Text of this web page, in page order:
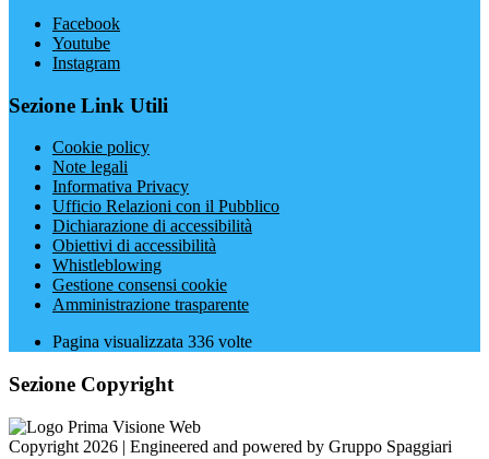
Facebook
Youtube
Instagram
Sezione Link Utili
Cookie policy
Note legali
Informativa Privacy
Ufficio Relazioni con il Pubblico
Dichiarazione di accessibilità
Obiettivi di accessibilità
Whistleblowing
Gestione consensi cookie
Amministrazione trasparente
Pagina visualizzata 336 volte
Sezione Copyright
Copyright 2026 | Engineered and powered by Gruppo Spaggiari